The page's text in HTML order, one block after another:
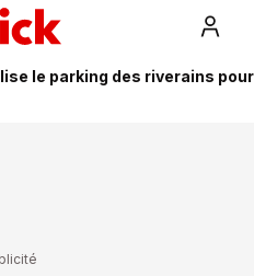
le parking des riverains